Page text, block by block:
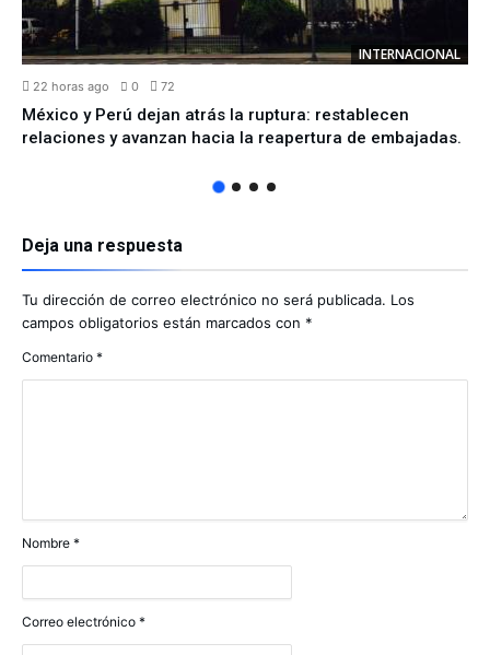
INTERNACIONAL
22 horas ago 0 72
México y Perú dejan atrás la ruptura: restablecen
relaciones y avanzan hacia la reapertura de embajadas.
Deja una respuesta
Tu dirección de correo electrónico no será publicada. Los
campos obligatorios están marcados con *
Comentario *
Nombre *
Correo electrónico *